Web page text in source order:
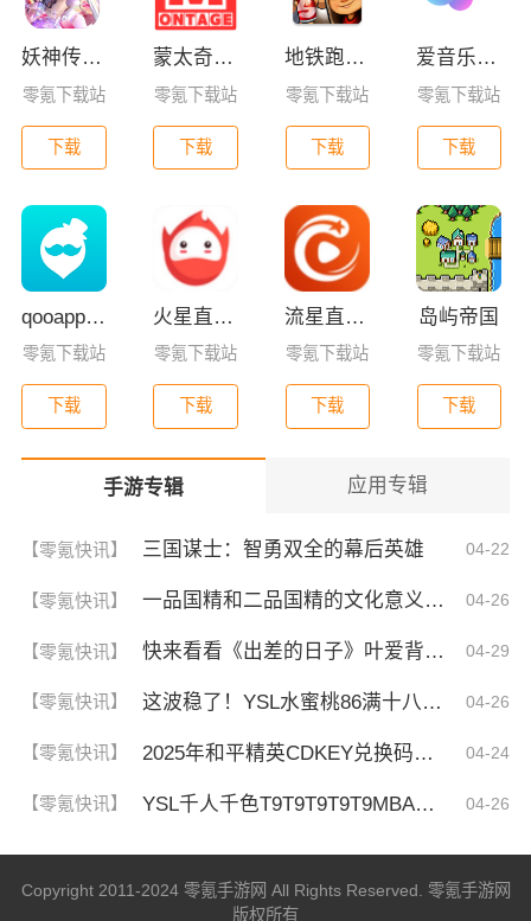
妖神传GM版
零氪下载站
下载
蒙太奇影视2025最新版本下载
零氪下载站
下载
地铁跑酷全皮肤版
零氪下载站
下载
爱音乐app下载免费版
零氪下载站
下载
qooapp安卓版
零氪下载站
下载
火星直播2025最新版
零氪下载站
下载
流星直播官方版免费下载
零氪下载站
下载
岛屿帝国
零氪下载站
下载
手游专辑 应用专辑
【零氪快讯】 三国谋士：智勇双全的幕后英雄 04-22
【零氪快讯】 一品国精和二品国精的文化意义！为何他们如此独特？你绝对不知道的深层背景 04-26
【零氪快讯】 快来看看《出差的日子》叶爱背后的深刻故事！竟然让人泪崩的原因 04-29
【零氪快讯】 这波稳了！YSL水蜜桃86满十八和88区别，背后暗藏的秘密你知道吗？ 04-26
【零氪快讯】 2025年和平精英CDKEY兑换码领取方法及使用技巧 04-24
【零氪快讯】 YSL千人千色T9T9T9T9T9MBA！揭秘背后的设计秘密，难怪网友都在疯传！ 04-26
Copyright 2011-2024 零氪手游网 All Rights Reserved. 零氪手游网
版权所有